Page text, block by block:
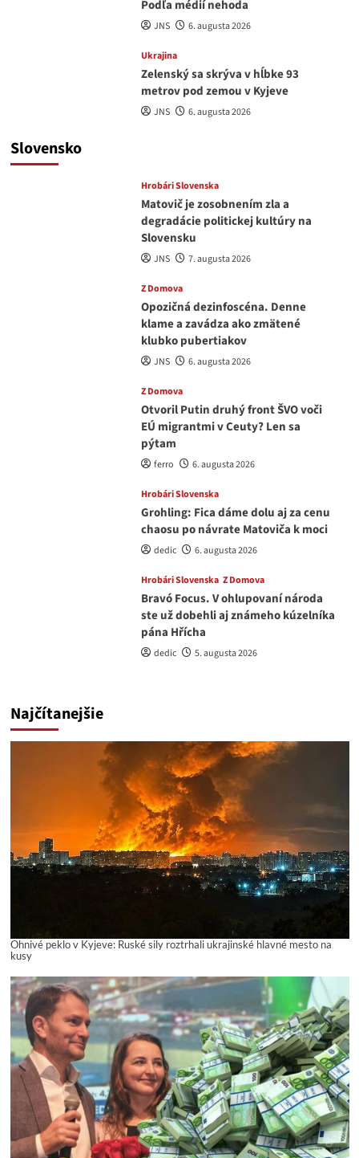
Podľa médií nehoda
JNS 6. augusta 2026
Ukrajina
Zelenský sa skrýva v hĺbke 93
metrov pod zemou v Kyjeve
JNS 6. augusta 2026
Slovensko
Hrobári Slovenska
Matovič je zosobnením zla a
degradácie politickej kultúry na
Slovensku
JNS 7. augusta 2026
Z Domova
Opozičná dezinfoscéna. Denne
klame a zavádza ako zmätené
klubko pubertiakov
JNS 6. augusta 2026
Z Domova
Otvoril Putin druhý front ŠVO voči
EÚ migrantmi v Ceuty? Len sa
pýtam
ferro 6. augusta 2026
Hrobári Slovenska
Grohling: Fica dáme dolu aj za cenu
chaosu po návrate Matoviča k moci
dedic 6. augusta 2026
Hrobári Slovenska Z Domova
Bravó Focus. V ohlupovaní národa
ste už dobehli aj známeho kúzelníka
pána Hřícha
dedic 5. augusta 2026
Najčítanejšie
Ohnivé peklo v Kyjeve: Ruské sily roztrhali ukrajinské hlavné mesto na
kusy